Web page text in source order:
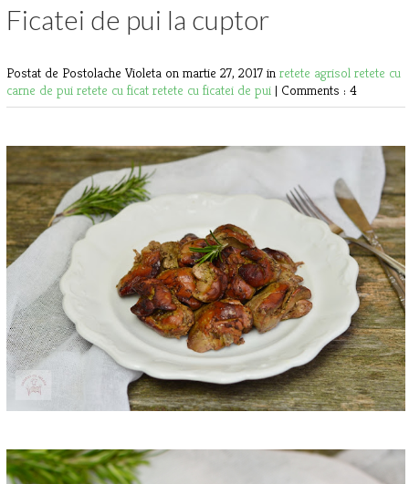
Ficatei de pui la cuptor
Postat de Postolache Violeta on martie 27, 2017 in retete agrisol retete cu
carne de pui retete cu ficat retete cu ficatei de pui | Comments : 4